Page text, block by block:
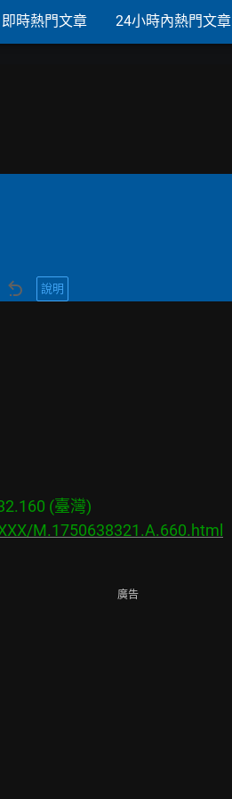
即時熱門文章 24小時內熱門文章
說明
(臺灣)
M.1750638321.A.660.html
廣告